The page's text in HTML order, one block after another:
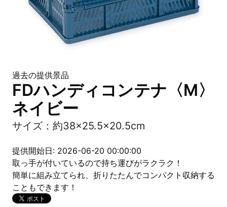
過去の提供景品
FDハンディコンテナ〈M〉
ネイビー
サイズ：約38×25.5×20.5cm
提供開始日: 2026-06-20 00:00:00
取っ手が付いているので持ち運びがラクラク！
簡単に組み立てられ、折りたたんでコンパクト収納する
こともできます！